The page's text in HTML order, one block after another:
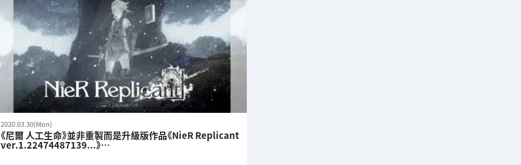
2020.03.30(Mon)
《尼爾 人工生命》並非重製而是升級版作品《NieR Replicant
ver.1.22474487139...》…